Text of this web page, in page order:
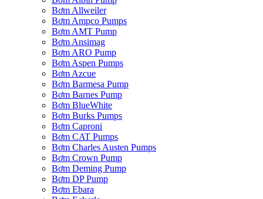
Bơm Allweiler
Bơm Ampco Pumps
Bơm AMT Pump
Bơm Ansimag
Bơm ARO Pump
Bơm Aspen Pumps
Bơm Azcue
Bơm Barmesa Pump
Bơm Barnes Pump
Bơm BlueWhite
Bơm Burks Pumps
Bơm Caproni
Bơm CAT Pumps
Bơm Charles Austen Pumps
Bơm Crown Pump
Bơm Deming Pump
Bơm DP Pump
Bơm Ebara